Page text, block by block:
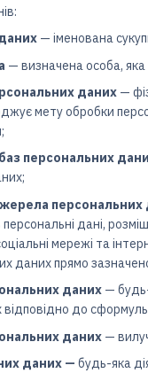
— іменована
— визначена особа, яка
даних —
мету обробки
персональних
персональні дані,
мережі та
даних прямо
даних —
відповідно до
даних —
даних — будь-яка